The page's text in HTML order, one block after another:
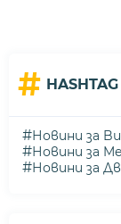
# HASHTAG
#Новини за
#Новини за
#Новини за